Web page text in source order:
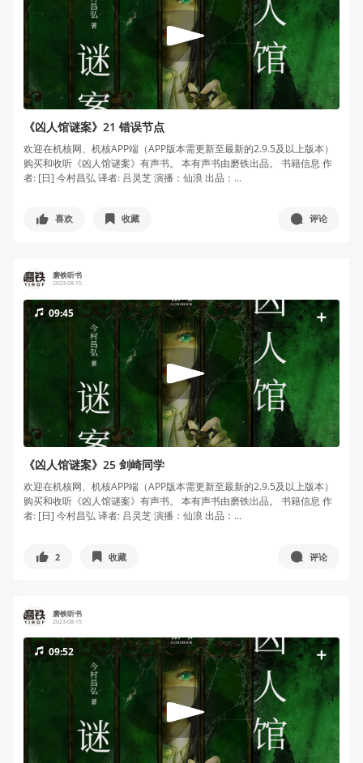
《凶人馆谜案》21 错误节点
欢迎在机核网、机核APP端（APP版本需更新至最新的2.9.5及以上版本）
购买和收听《凶人馆谜案》有声书。 本有声书由磨铁出品。 书籍信息 作
者: [日] 今村昌弘 译者: 吕灵芝 演播：仙浪 出品：...
喜欢 收藏 评论
磨铁听书
2023-08-15
09:45
《凶人馆谜案》25 剑崎同学
欢迎在机核网、机核APP端（APP版本需更新至最新的2.9.5及以上版本）
购买和收听《凶人馆谜案》有声书。 本有声书由磨铁出品。 书籍信息 作
者: [日] 今村昌弘 译者: 吕灵芝 演播：仙浪 出品：...
2 收藏 评论
磨铁听书
2023-08-15
09:52